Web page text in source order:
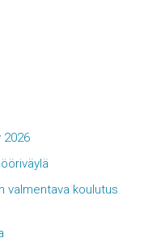
2026
valmentava koulutus